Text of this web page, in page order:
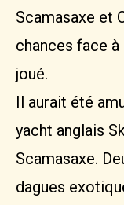
Scamasaxe et
chances face à
joué.
Il aurait été
yacht anglais
Scamasaxe.
dagues